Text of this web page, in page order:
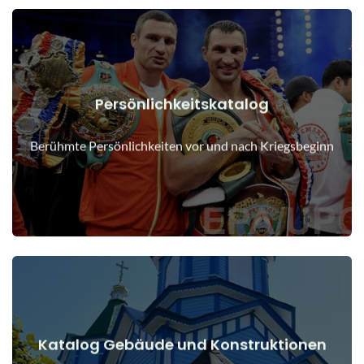
Persönlichkeitskatalog
Berühmte Persönlichkeiten vor und nach Kriegsbeginn
Menschen vor und nach Kriegsbeginn
Details anzeigen
Katalog Gebäude und Konstruktionen
Details anzeigen